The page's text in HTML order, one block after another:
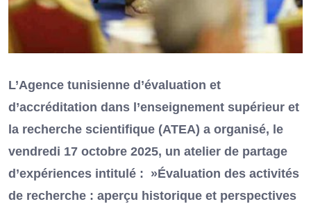
L’Agence tunisienne d’évaluation et
d’accréditation dans l’enseignement supérieur et
la recherche scientifique (ATEA) a organisé, le
vendredi 17 octobre 2025, un atelier de partage
d’expériences intitulé : »Évaluation des activités
de recherche : aperçu historique et perspectives